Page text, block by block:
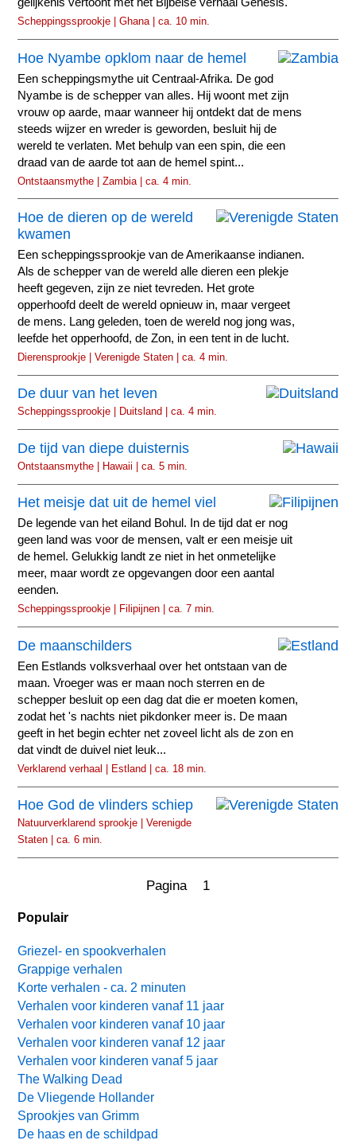
Scheppingssprookje | Ghana | ca. 10 min.
Hoe Nyambe opklom naar de hemel
Een scheppingsmythe uit Centraal-Afrika. De god
Nyambe is de schepper van alles. Hij woont met zijn
vrouw op aarde, maar wanneer hij ontdekt dat de mens
steeds wijzer en wreder is geworden, besluit hij de
wereld te verlaten. Met behulp van een spin, die een
draad van de aarde tot aan de hemel spint...
Ontstaansmythe | Zambia | ca. 4 min.
Hoe de dieren op de wereld
kwamen
Een scheppingssprookje van de Amerikaanse indianen.
Als de schepper van de wereld alle dieren een plekje
heeft gegeven, zijn ze niet tevreden. Het grote
opperhoofd deelt de wereld opnieuw in, maar vergeet
de mens. Lang geleden, toen de wereld nog jong was,
leefde het opperhoofd, de Zon, in een tent in de lucht.
Dierensprookje | Verenigde Staten | ca. 4 min.
De duur van het leven
Scheppingssprookje | Duitsland | ca. 4 min.
De tijd van diepe duisternis
Ontstaansmythe | Hawaii | ca. 5 min.
Het meisje dat uit de hemel viel
De legende van het eiland Bohul. In de tijd dat er nog
geen land was voor de mensen, valt er een meisje uit
de hemel. Gelukkig landt ze niet in het onmetelijke
meer, maar wordt ze opgevangen door een aantal
eenden.
Scheppingssprookje | Filipijnen | ca. 7 min.
De maanschilders
Een Estlands volksverhaal over het ontstaan van de
maan. Vroeger was er maan noch sterren en de
schepper besluit op een dag dat die er moeten komen,
zodat het 's nachts niet pikdonker meer is. De maan
geeft in het begin echter net zoveel licht als de zon en
dat vindt de duivel niet leuk...
Verklarend verhaal | Estland | ca. 18 min.
Hoe God de vlinders schiep
Natuurverklarend sprookje | Verenigde
Staten | ca. 6 min.
Pagina 1
Populair
Griezel- en spookverhalen
Grappige verhalen
Korte verhalen - ca. 2 minuten
Verhalen voor kinderen vanaf 11 jaar
Verhalen voor kinderen vanaf 10 jaar
Verhalen voor kinderen vanaf 12 jaar
Verhalen voor kinderen vanaf 5 jaar
The Walking Dead
De Vliegende Hollander
Sprookjes van Grimm
De haas en de schildpad